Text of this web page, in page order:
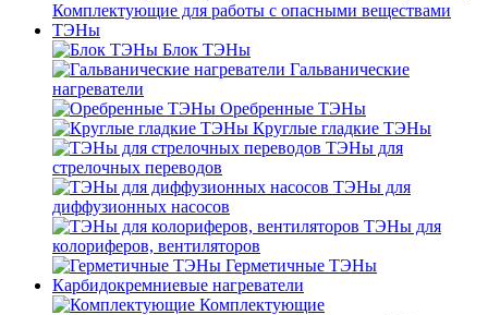
Комплектующие для работы с опасными веществами
ТЭНы
Блок ТЭНы
Гальванические
нагреватели
Оребренные ТЭНы
Круглые гладкие ТЭНы
ТЭНы для
стрелочных переводов
ТЭНы для
диффузионных насосов
ТЭНы для
колориферов, вентиляторов
Герметичные ТЭНы
Карбидокремниевые нагреватели
Комплектующие